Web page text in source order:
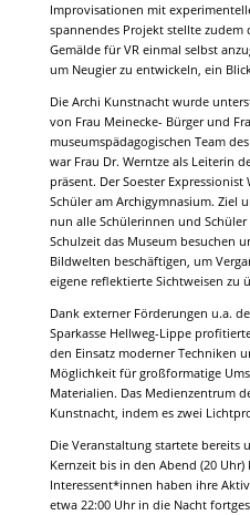
Improvisationen mit
spannendes Projekt stellte zudem
Gemälde für VR einmal selbst
um Neugier zu entwickeln, ein
Die Archi Kunstnacht wurde
von Frau Meinecke- Bürger und
museumspädagogischen Team
war Frau Dr. Werntze als Leiterin
präsent. Der Soester
Schüler am Archigymnasium. Ziel
nun alle Schülerinnen und
Schulzeit das Museum besuchen
Bildwelten beschäftigen, um
eigene reflektierte Sichtweisen zu
Dank externer Förderungen u.a.
Sparkasse Hellweg-Lippe
den Einsatz moderner Techniken
Möglichkeit für großformatige
Materialien. Das Medienzentrum
Kunstnacht, indem es zwei
Die Veranstaltung startete bereits
Kernzeit bis in den Abend (20
Interessent*innen haben ihre
etwa 22:00 Uhr in die Nacht